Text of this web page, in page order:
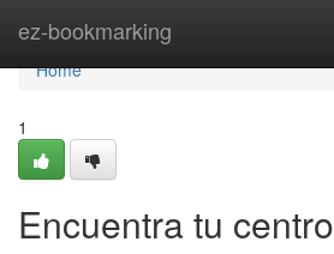
ez-bookmarking
Home
Home
1
Encuentra tu centro